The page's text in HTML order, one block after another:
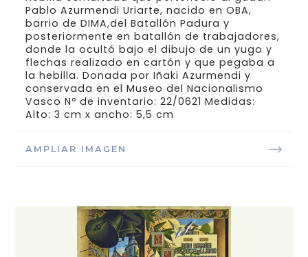
Pablo Azurmendi Uriarte, nacido en OBA,
barrio de DIMA,del Batallón Padura y
posteriormente en batallón de trabajadores,
donde la ocultó bajo el dibujo de un yugo y
flechas realizado en cartón y que pegaba a
la hebilla. Donada por Iñaki Azurmendi y
conservada en el Museo del Nacionalismo
Vasco Nº de inventario: 22/0621 Medidas:
Alto: 3 cm x ancho: 5,5 cm
AMPLIAR IMAGEN